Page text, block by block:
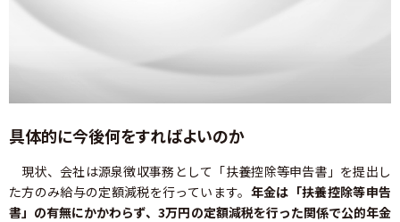
具体的に今後何をすればよいのか
現状、会社は源泉徴収事務として「扶養控除等申告書」を提出し
た方のみ給与の定額減税を行っています。 年金は「扶養控除等申告
書」の有無にかかわらず、3万円の定額減税を行った関係で公的年金